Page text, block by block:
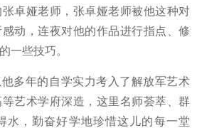
卓娅老师，张卓娅老师被他这种对
动，连夜对他的作品进行指点、修
一些技巧。
他多年的自学实力考入了解放军艺术
艺术学府深造，这里名师荟萃、群
水，勤奋好学地珍惜这儿的每一堂